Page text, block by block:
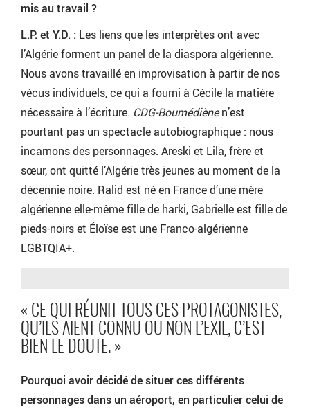
mis au travail ?
L.P. et Y.D. : Les liens que les interprètes ont avec
l’Algérie forment un panel de la diaspora algérienne.
Nous avons travaillé en improvisation à partir de nos
vécus individuels, ce qui a fourni à Cécile la matière
nécessaire à l’écriture. CDG-Boumédiènen’est
pourtant pas un spectacle autobiographique : nous
incarnons des personnages. Areski et Lila, frère et
sœur, ont quitté l’Algérie très jeunes au moment de la
décennie noire. Ralid est né en France d’une mère
algérienne elle-même fille de harki, Gabrielle est fille de
pieds-noirs et Éloïse est une Franco-algérienne
LGBTQIA+.
« CE QUI RÉUNIT TOUS CES PROTAGONISTES,
QU’ILS AIENT CONNU OU NON L’EXIL, C’EST
BIEN LE DOUTE. »
Pourquoi avoir décidé de situer ces différents
personnages dans un aéroport, en particulier celui de